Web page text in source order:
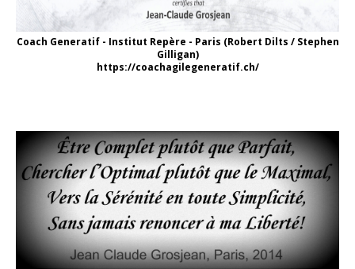
Coach Generatif - Institut Repère - Paris (Robert Dilts / Stephen
Gilligan)
https://coachagilegeneratif.ch/